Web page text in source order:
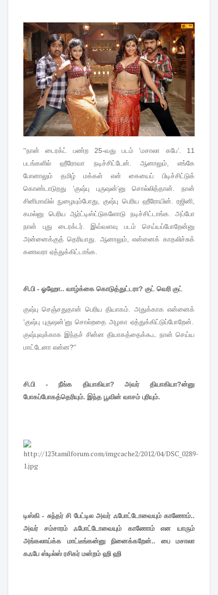
''நான் டைரக்ட் பண்ற25-வது படம் 'மசாலா கபே’. 11
படங்களில்
ஹீரோவா நடிச்சிட்டேன். ஆனாலும், எங்கே
போனாலும்
தமிழ் மக்கள் என் கையைப்
பிடிச்சிட்டுக்
கொண்டாடுறது 'குஷ்பு புருஷன்’னு சொல்லித்தான். நான்
சினிமாவில் நுழையும்போது,குஷ்பு பெரிய ஹீரோயின்.ரஜினி,
கமல்னு
பெரிய ஆர்ட்டிஸ்ட்டுகளோடு நடிச்சிட்டாங்க. அப்போ
நான்
புது டைரக்டர்.இவ்வளவு படம்
செய்யப்போறேன்னு
அன்னைக்குத் தெரியாது. ஆனாலும், என்னைக் காதலிச்சுக்
கணவரா ஏத்துக்கிட்டாங்க.
சி.பி - ஓஹோ.. வாழ்க்கை கொடுத்துட்டரா? குட் வெரி குட்
குஷ்புசெஞ்சதுதான் பெரிய தியாகம். அதுக்காக என்னைக்
'குஷ்பு புருஷன்’னு சொல்றதை அழகா ஏத்துக்கிட்டுப்போறேன்.
குஷ்புவுக்காக இந்தச் சின்ன தியாகத்தைக்கூட நான் செய்ய
மாட்டேனா என்ன?''
சி.பி - நீங்க தியாகியா? அவர் தியாகியா?ன்னு
போகப்போகத்தெரியும். இந்த பூவின் வாசம் புரியும்.
டிஸ்கி - சுந்தர் சி பேட்டில அவர் ஃபோட்டோவையும் காணோம்..
அவர் சம்சாரம் ஃபோட்டோவையும் காணோம் என யாரும்
அங்கலாய்க்க மாட்டீங்கன்னு நினைக்கறேன்.. பை மசாலா
கஃபே ஸ்டில்ஸ் ரசிகர் மன்றம் ஹி ஹி